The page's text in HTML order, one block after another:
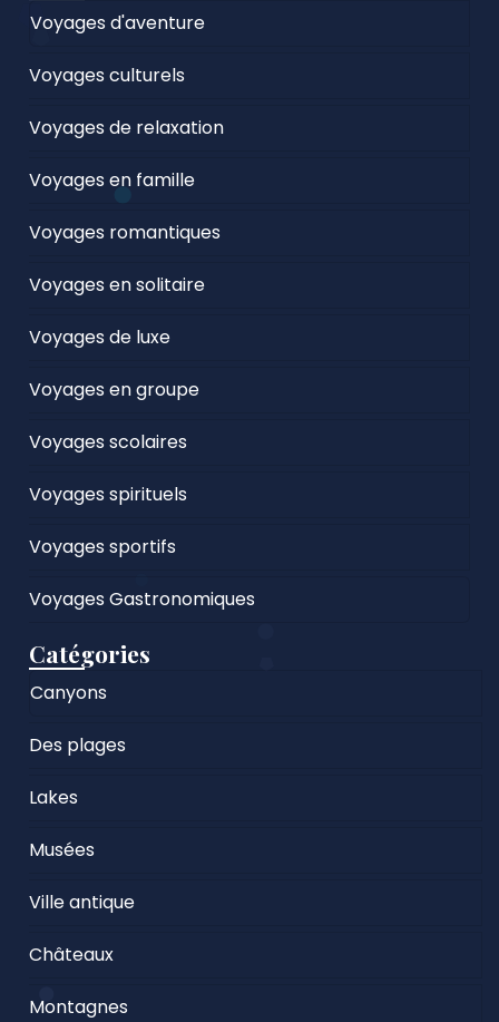
Voyages d'aventure
Voyages culturels
Voyages de relaxation
Voyages en famille
Voyages romantiques
Voyages en solitaire
Voyages de luxe
Voyages en groupe
Voyages scolaires
Voyages spirituels
Voyages sportifs
Voyages Gastronomiques
Catégories
Canyons
Des plages
Lakes
Musées
Ville antique
Châteaux
Montagnes